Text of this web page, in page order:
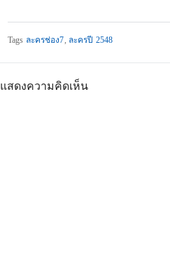
Tags ละครช่อง7, ละครปี 2548
แสดงความคิดเห็น